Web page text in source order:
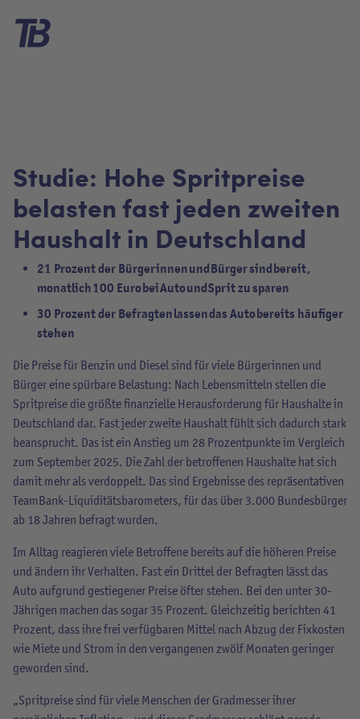
Studie: Hohe Spritpreise
belasten fast jeden zweiten
Haushalt in Deutschland
21 Prozent der Bürgerinnen und Bürger sind bereit,
monatlich 100 Euro bei Auto und Sprit zu sparen
30 Prozent der Befragten lassen das Auto bereits häufiger
stehen
Die Preise für Benzin und Diesel sind für viele Bürgerinnen und
Bürger eine spürbare Belastung: Nach Lebensmitteln stellen die
Spritpreise die größte finanzielle Herausforderung für Haushalte in
Deutschland dar. Fast jeder zweite Haushalt fühlt sich dadurch stark
beansprucht. Das ist ein Anstieg um 28 Prozentpunkte im Vergleich
zum September 2025. Die Zahl der betroffenen Haushalte hat sich
damit mehr als verdoppelt. Das sind Ergebnisse des repräsentativen
TeamBank-Liquiditätsbarometers, für das über 3.000 Bundesbürger
ab 18 Jahren befragt wurden.
Im Alltag reagieren viele Betroffene bereits auf die höheren Preise
und ändern ihr Verhalten. Fast ein Drittel der Befragten lässt das
Auto aufgrund gestiegener Preise öfter stehen. Bei den unter 30-
Jährigen machen das sogar 35 Prozent. Gleichzeitig berichten 41
Prozent, dass ihre frei verfügbaren Mittel nach Abzug der Fixkosten
wie Miete und Strom in den vergangenen zwölf Monaten geringer
geworden sind.
„Spritpreise sind für viele Menschen der Gradmesser ihrer